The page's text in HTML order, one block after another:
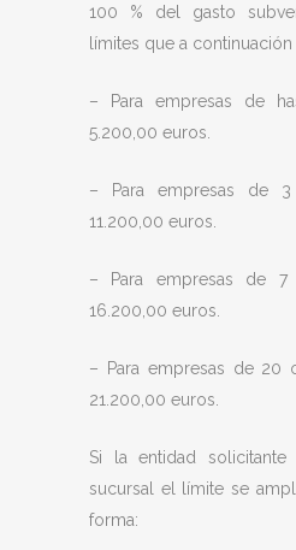
100 % del gasto
límites que a
– Para empresas de
5.200,00 euros.
– Para empresas de
11.200,00 euros.
– Para empresas de 7
16.200,00 euros.
– Para empresas de 20
21.200,00 euros.
Si la entidad
sucursal el límite se
forma: